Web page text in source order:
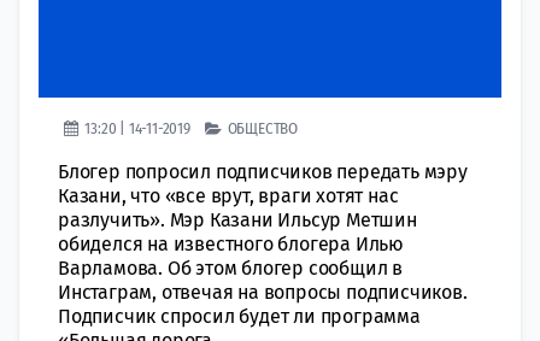
13:20 | 14-11-2019 ОБЩЕСТВО
Блогер попросил подписчиков передать мэру
Казани, что «все врут, враги хотят нас
разлучить». Мэр Казани Ильсур Метшин
обиделся на известного блогера Илью
Варламова. Об этом блогер сообщил в
Инстаграм, отвечая на вопросы подписчиков.
Подписчик спросил будет ли программа